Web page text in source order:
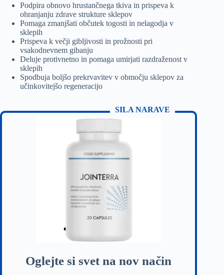
Podpira obnovo hrustančnega tkiva in prispeva k
ohranjanju zdrave strukture sklepov
Pomaga zmanjšati občutek togosti in nelagodja v
sklepih
Prispeva k večji gibljivosti in prožnosti pri
vsakodnevnem gibanju
Deluje protivnetno in pomaga umirjati razdraženost v
sklepih
Spodbuja boljšo prekrvavitev v območju sklepov za
učinkovitejšo regeneracijo
SILA NARAVE
Oglejte si svet na nov način